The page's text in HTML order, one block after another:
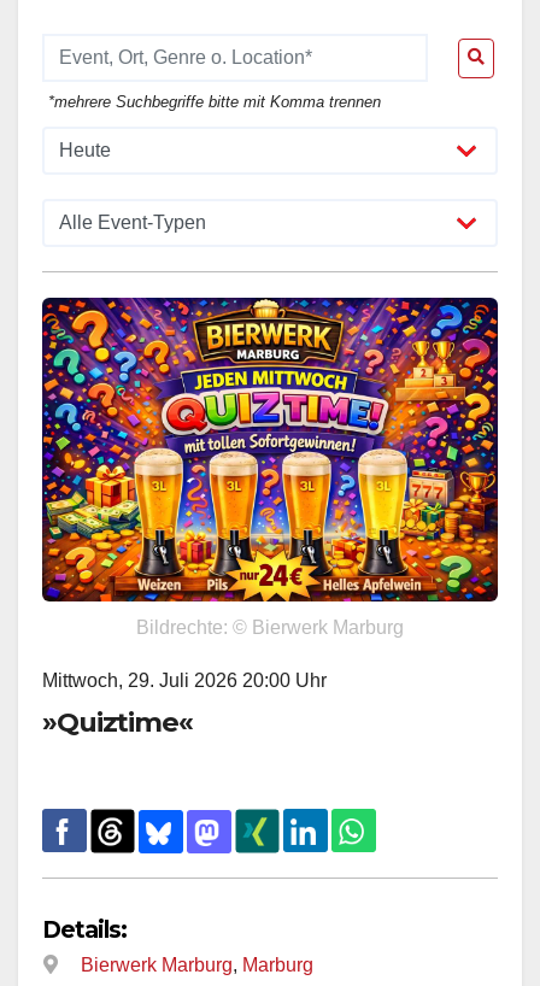
*mehrere Suchbegriffe bitte mit Komma trennen
Bildrechte: © Bierwerk Marburg
Mittwoch, 29. Juli 2026 20:00 Uhr
»Quiztime«
Details:
Bierwerk Marburg, Marburg